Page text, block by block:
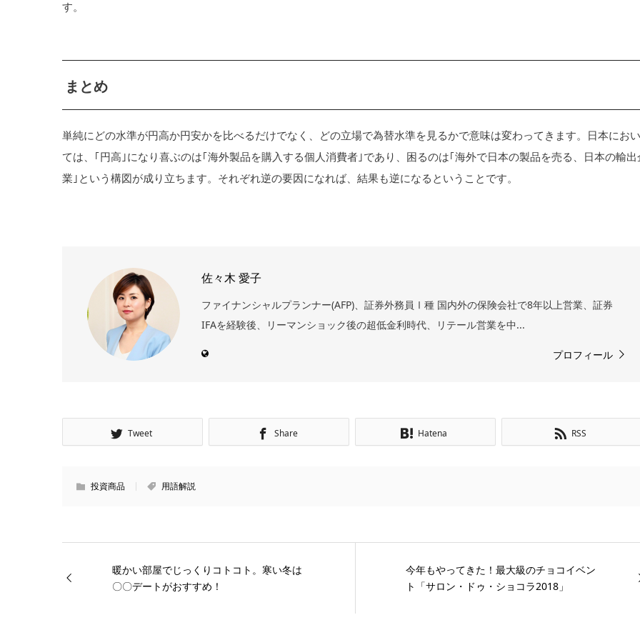
す。
まとめ
単純にどの水準が円高か円安かを比べるだけでなく、どの立場で為替水準を見るかで意味は変わってきます。日本におい
ては、｢円高｣になり喜ぶのは｢海外製品を購入する個人消費者｣であり、困るのは｢海外で日本の製品を売る、日本の輸出
業｣という構図が成り立ちます。それぞれ逆の要因になれば、結果も逆になるということです。
佐々木 愛子
ファイナンシャルプランナー(AFP)、証券外務員Ⅰ種 国内外の保険会社で8年以上営業、証券
IFAを経験後、リーマンショック後の超低金利時代、リテール営業を中...
プロフィール
Tweet Share Hatena RSS
投資商品 用語解説
暖かい部屋でじっくりコトコト。寒い冬は
〇〇デートがおすすめ！
今年もやってきた！最大級のチョコイベン
ト「サロン・ドゥ・ショコラ2018」